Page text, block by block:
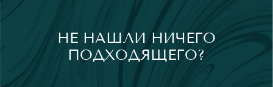
НЕ НАШЛИ НИЧЕГО
ПОДХОДЯЩЕГО?